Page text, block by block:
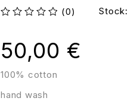
(0) Stock:
100% cotton
hand wash
50,00 €